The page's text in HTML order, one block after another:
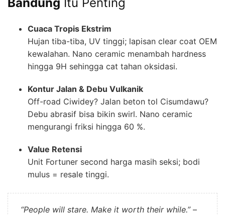
Cuaca Tropis Ekstrim
Hujan tiba-tiba, UV tinggi; lapisan clear coat OEM
kewalahan. Nano ceramic menambah hardness
hingga 9H sehingga cat tahan oksidasi.
Kontur Jalan & Debu Vulkanik
Off-road Ciwidey? Jalan beton tol Cisumdawu?
Debu abrasif bisa bikin swirl. Nano ceramic
mengurangi friksi hingga 60 %.
Value Retensi
Unit Fortuner second harga masih seksi; bodi
mulus = resale tinggi.
“People will stare. Make it worth their while.”–